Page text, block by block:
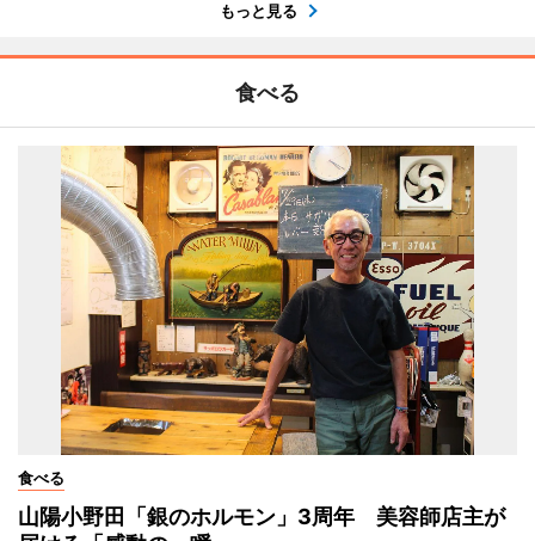
もっと見る
食べる
食べる
山陽小野田「銀のホルモン」3周年 美容師店主が